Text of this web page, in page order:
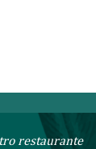
restaurante